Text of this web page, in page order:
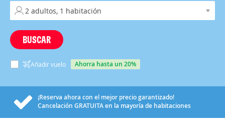
BUSCAR
Añadir vuelo ahorra hasta un 20%
¡Reserva ahora con el mejor precio garantizado!
Cancelación GRATUITAen la mayoría de habitaciones